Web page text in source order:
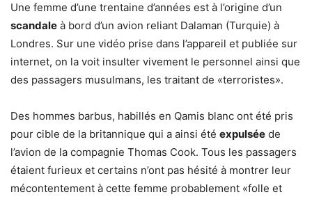
Une femme d’une trentaine d’années est à l’origine d’un
scandale à bord d’un avion reliant Dalaman (Turquie) à
Londres. Sur une vidéo prise dans l’appareil et publiée sur
internet, on la voit insulter vivement le personnel ainsi que
des passagers musulmans, les traitant de «terroristes».
Des hommes barbus, habillés en Qamis blanc ont été pris
pour cible de la britannique qui a ainsi été expulsée de
l’avion de la compagnie Thomas Cook. Tous les passagers
étaient furieux et certains n’ont pas hésité à montrer leur
mécontentement à cette femme probablement «folle et